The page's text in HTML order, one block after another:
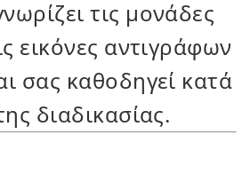
τις μονάδες
εικόνες αντιγράφων
σας καθοδηγεί κατά
διαδικασίας.